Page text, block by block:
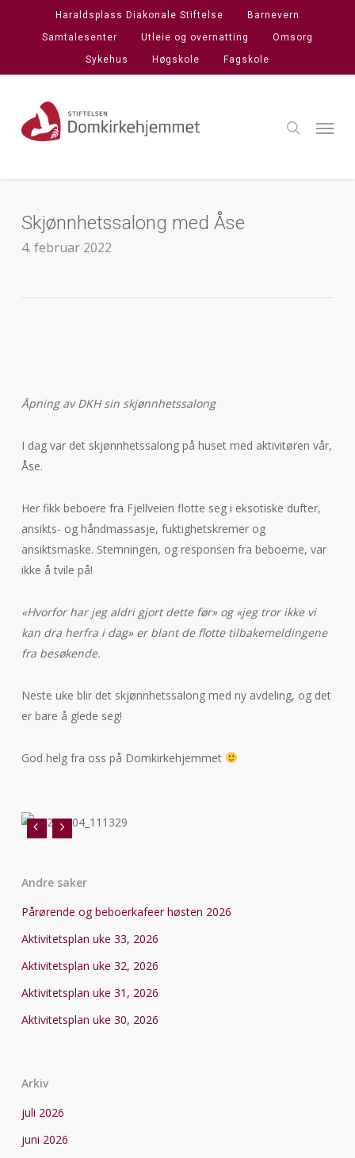
content
Haraldsplass Diakonale Stiftelse
Barnevern
Samtalesenter
Utleie og overnatting
Omsorg
Sykehus
Høgskole Fagskole
Menu
Skjønnhetssalong med Åse
4. februar 2022
Åpning av DKH sin skjønnhetssalong
I dag var det skjønnhetssalong på huset med aktivitøren vår,
Åse.
Her fikk beboere fra Fjellveien flotte seg i eksotiske dufter,
ansikts- og håndmassasje, fuktighetskremer og
ansiktsmaske. Stemningen, og responsen fra beboerne, var
ikke å tvile på!
«Hvorfor har jeg aldri gjort dette før» og «jeg tror ikke vi
kan dra herfra i dag» er blant de flotte tilbakemeldingene
fra besøkende.
Neste uke blir det skjønnhetssalong med ny avdeling, og det
er bare å glede seg!
God helg fra oss på Domkirkehjemmet
Andre saker
Pårørende og beboerkafeer høsten 2026
Aktivitetsplan uke 33, 2026
Aktivitetsplan uke 32, 2026
Aktivitetsplan uke 31, 2026
Aktivitetsplan uke 30, 2026
Arkiv
juli 2026
juni 2026